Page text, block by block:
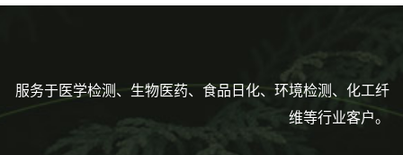
服务于医学检测、生物医药、食品日化、环境检测、化工纤
维等行业客户。